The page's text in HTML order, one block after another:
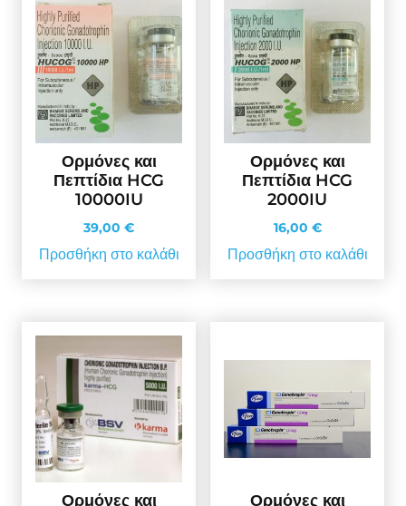
Ορμόνες και
Πεπτίδια HCG
10000IU
39,00 €
Προσθήκη στο καλάθι
Ορμόνες και
Πεπτίδια HCG
2000IU
16,00 €
Προσθήκη στο καλάθι
Ορμόνες και
Ορμόνες και